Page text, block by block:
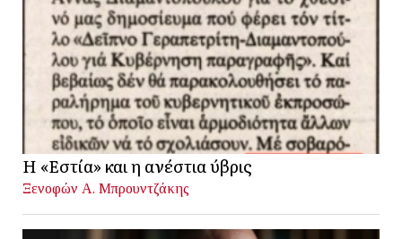
Η «Εστία» και η ανέστια ύβρις
Ξενοφών Α. Μπρουντζάκης